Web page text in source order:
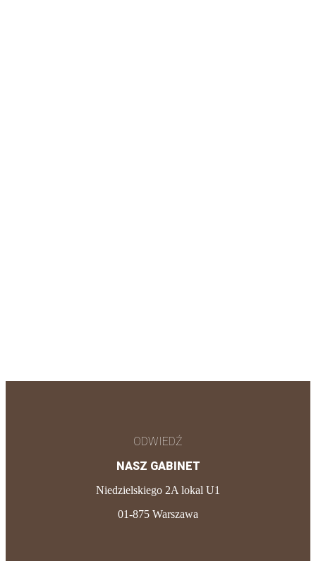
ODWIEDŹ
NASZ GABINET
Niedzielskiego 2A lokal U1
01-875 Warszawa